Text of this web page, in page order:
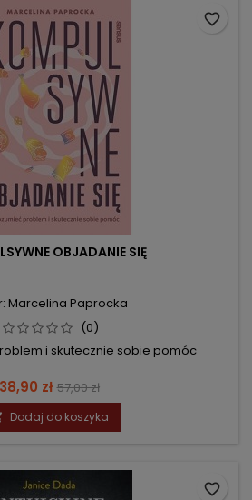
OBJADANIE SIĘ
Marcelina Paprocka
(0)
i skutecznie sobie pomóc
Cena
38,90 zł Cena
podstawowa
57,00 zł
Dodaj do koszyka
favorite_border
favorite_border